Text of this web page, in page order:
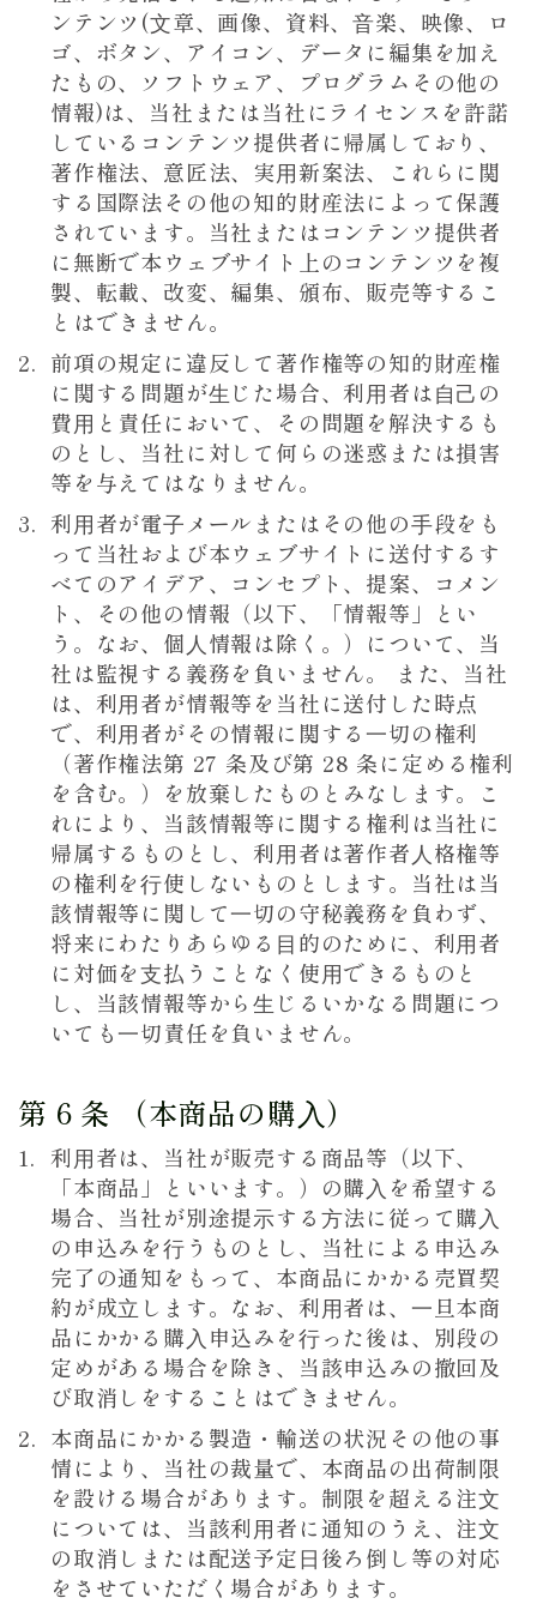
ンテンツ(⽂章、画像、資料、⾳楽、映像、ロ
ゴ、ボタン、アイコン、データに編集を加え
たもの、ソフトウェア、プログラムその他の
情報)は、当社または当社にライセンスを許諾
しているコンテンツ提供者に帰属しており、
著作権法、意匠法、実⽤新案法、これらに関
する国際法その他の知的財産法によって保護
されています。当社またはコンテンツ提供者
に無断で本ウェブサイト上のコンテンツを複
製、転載、改変、編集、頒布、販売等するこ
とはできません。
前項の規定に違反して著作権等の知的財産権
に関する問題が⽣じた場合、利⽤者は⾃⼰の
費⽤と責任において、その問題を解決するも
のとし、当社に対して何らの迷惑または損害
等を与えてはなりません。
利⽤者が電⼦メールまたはその他の⼿段をも
って当社および本ウェブサイトに送付するす
べてのアイデア、コンセプト、提案、コメン
ト、その他の情報（以下、「情報等」とい
う。なお、個⼈情報は除く。）について、当
社は監視する義務を負いません。 また、当社
は、利⽤者が情報等を当社に送付した時点
で、利⽤者がその情報に関する⼀切の権利
（著作権法第 27 条及び第 28 条に定める権利
を含む。）を放棄したものとみなします。こ
れにより、当該情報等に関する権利は当社に
帰属するものとし、利⽤者は著作者⼈格権等
の権利を⾏使しないものとします。当社は当
該情報等に関して⼀切の守秘義務を負わず、
将来にわたりあらゆる⽬的のために、利⽤者
に対価を⽀払うことなく使⽤できるものと
し、当該情報等から⽣じるいかなる問題につ
いても⼀切責任を負いません。
第 6 条 （本商品の購⼊）
利⽤者は、当社が販売する商品等（以下、
「本商品」といいます。）の購⼊を希望する
場合、当社が別途提⽰する⽅法に従って購⼊
の申込みを⾏うものとし、当社による申込み
完了の通知をもって、本商品にかかる売買契
約が成⽴します。なお、利⽤者は、⼀旦本商
品にかかる購⼊申込みを⾏った後は、別段の
定めがある場合を除き、当該申込みの撤回及
び取消しをすることはできません。
本商品にかかる製造・輸送の状況その他の事
情により、当社の裁量で、本商品の出荷制限
を設ける場合があります。制限を超える注⽂
については、当該利⽤者に通知のうえ、注⽂
の取消しまたは配送予定⽇後ろ倒し等の対応
をさせていただく場合があります。